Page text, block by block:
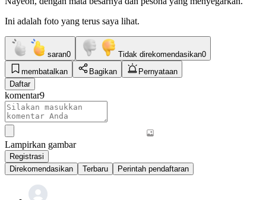
Ini adalah foto yang terus saya lihat.
saran0 Tidak direkomendasikan0
membatalkan
Bagikan
Pernyataan
Daftar
komentar9
Lampirkan gambar
Registrasi
Direkomendasikan
Terbaru Perintah pendaftaran